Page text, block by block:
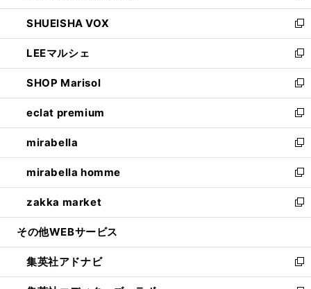
ウ
で
開
く
ン
ド
ウ
で
開
く
ウ
ィ
ン
ド
ウ
で
開
く
し
い
ウ
ィ
ン
ド
ウ
で
開
く
SHUEISHA VOX
新
し
い
ウ
ィ
ン
ド
ウ
で
開
く
LEEマルシェ
新
し
い
ウ
ィ
ン
ド
ウ
で
開
く
SHOP Marisol
新
し
い
ウ
ィ
ン
ド
ウ
で
開
eclat premium
新
し
い
ウ
ィ
ン
ド
ウ
開
く
mirabella
新
し
い
ウ
ィ
ン
ウ
で
開
mirabella homme
新
し
い
ウ
ン
ド
ウ
zakka market
新
し
ウ
ィ
ン
その他WEBサービス
集英社アドナビ
新
し